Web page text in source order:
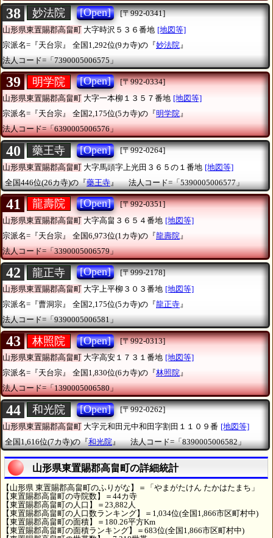
38 妙法院 [Open]
[〒992-0341]
山形県東置賜郡高畠町 大字時沢５３６番地 [地図等]
宗派名=『天台宗』
全国1,292位(9カ寺)の『妙法院 』
法人コード=「7390005006575」
39 明学院 [Open]
[〒992-0334]
山形県東置賜郡高畠町 大字一本柳１３５７番地 [地図等]
宗派名=『天台宗』
全国2,175位(5カ寺)の『明学院』
法人コード=「6390005006576」
40 藥王寺 [Open]
[〒992-0264]
山形県東置賜郡高畠町 大字馬頭字上光田３６５の１番地 [地図等]
全国446位(26カ寺)の『藥王寺』 法人コード=「5390005006577」
41 龍壽院 [Open]
[〒992-0351]
山形県東置賜郡高畠町 大字高畠３６５４番地 [地図等]
宗派名=『天台宗』
全国6,973位(1カ寺)の『龍壽院 』
法人コード=「3390005006579」
42 龍正寺 [Open]
[〒999-2178]
山形県東置賜郡高畠町 大字上平柳３０３番地 [地図等]
宗派名=『曹洞宗』
全国2,175位(5カ寺)の『龍正寺』
法人コード=「9390005006581」
43 林照院 [Open]
[〒992-0313]
山形県東置賜郡高畠町 大字高安１７３１番地 [地図等]
宗派名=『天台宗』
全国1,830位(6カ寺)の『林照院』
法人コード=「1390005006580」
44 和光院 [Open]
[〒992-0262]
山形県東置賜郡高畠町 大字元和田元中和田字割田１１０９番 [地図等]
全国1,616位(7カ寺)の『和光院』 法人コード=「8390005006582」
山形県東置賜郡高畠町の詳細統計
【山形県 東置賜郡高畠町のふりがな】＝「やまがたけん たかはたまち」
【東置賜郡高畠町の寺院数】＝44カ寺
【東置賜郡高畠町の人口】＝23,882人
【東置賜郡高畠町の人口数ランキング】＝1,034位(全国1,866市区町村中)
【東置賜郡高畠町の面積】＝180.26平方Km
【東置賜郡高畠町の面積ランキング】＝683位(全国1,866市区町村中)